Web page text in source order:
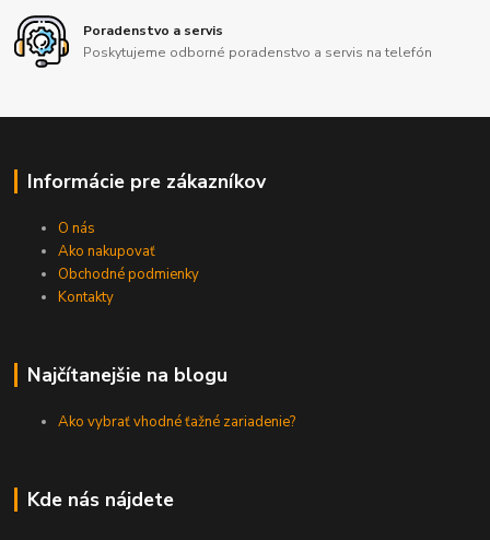
Poradenstvo a servis
Poskytujeme odborné poradenstvo a servis na telefón
Informácie pre zákazníkov
O nás
Ako nakupovať
Obchodné podmienky
Kontakty
Najčítanejšie na blogu
Ako vybrať vhodné ťažné zariadenie?
Kde nás nájdete